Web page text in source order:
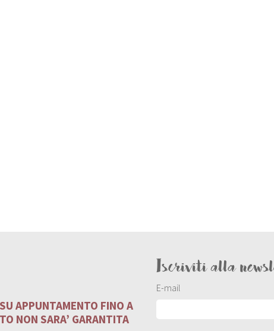
APPUNTAMENTO FINO A
NON SARA’ GARANTITA
Iscriviti alla
E-mail